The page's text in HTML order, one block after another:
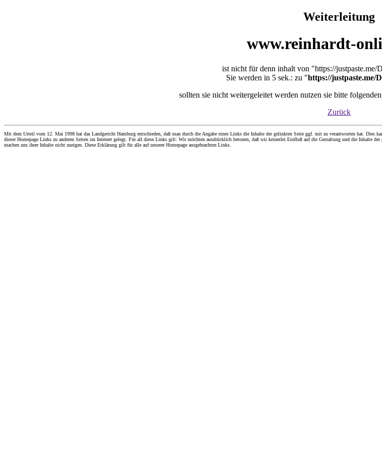
Weiterleitung
www.reinhardt-
ist nicht für denn inhalt von "https://
Sie werden in 5 sek.: zu "https://justpaste.me/
sollten sie nicht weitergeleitet werden nutzen sie bitte
Zurück
Mit dem Urteil vom 12. Mai 1998 hat das Landgericht Hamburg entschieden, daß man durch die Angabe eines Links die Inhalte der gelinkten Seite ggf. mit zu verantworten hat. Dies
dieser Homepage Links zu anderen Seiten im Internet gelegt. Für all diese Links gilt: Wir möchten ausdrücklich betonen, daß wir keinerlei Einfluß auf die Gestaltung und die Inhalte
machen uns ihrer Inhalte nicht zueigen. Diese Erklärung gilt für alle auf unserer Homepage ausgebrachten Links.